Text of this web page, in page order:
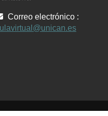
Correo electrónico :